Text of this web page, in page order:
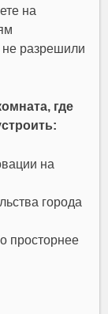
на
не разрешили
где
просторнее